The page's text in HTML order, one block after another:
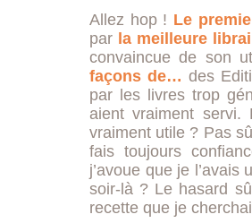
Allez hop ! Le
par la meilleure
convaincue de son
façons de… des
par les livres trop
aient vraiment
vraiment utile ? Pas
fais toujours
j’avoue que je
soir-là ? Le hasard
recette que je